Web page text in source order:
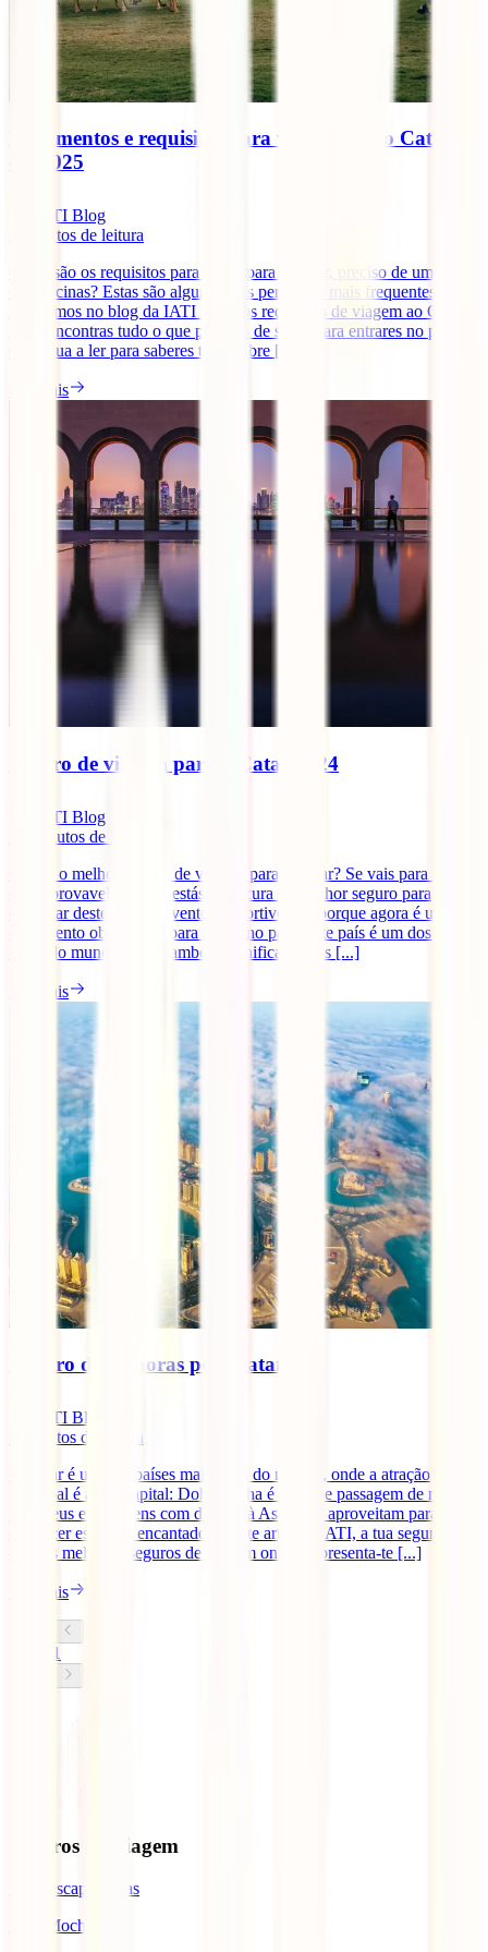
Documentos e requisitos para viajar para o Catar
em 2025
IATI Blog
minutos de leitura
Quais são os requisitos para viajar para o Catar, preciso de um visto,
e as vacinas? Estas são algumas das perguntas mais frequentes que
recebemos no blog da IATI sobre os requisitos de viagem ao Catar.
Aqui encontras tudo o que precisas de saber para entrares no país.
Continua a ler para saberes tudo sobre [...]
Ler mais
Seguro de viagem para o Catar 2024
IATI Blog
minutos de leitura
Qual é o melhor seguro de viagem para o Catar? Se vais para o
Catar provavelmente já estás à procura do melhor seguro para
desfrutar deste grande evento desportivo, até porque agora é um
documento obrigatório para entrar no país. Este país é um dos mais
caros do mundo e isso também significa que os [...]
Ler mais
Roteiro de 24 horas pelo Catar
IATI Blog
minutos de leitura
O Catar é um dos países mais ricos do mundo, onde a atração
principal é a sua capital: Doha. Doha é local de passagem de muitos
Europeus em viagens com destino à Asia, que aproveitam para
conhecer este país encantador. Neste artigo a IATI, a tua seguradora
com os melhores seguros de viagem online, apresenta-te [...]
Ler mais
1
Seguros de Viagem
IATI Escapadinhas
IATI Mochileiro